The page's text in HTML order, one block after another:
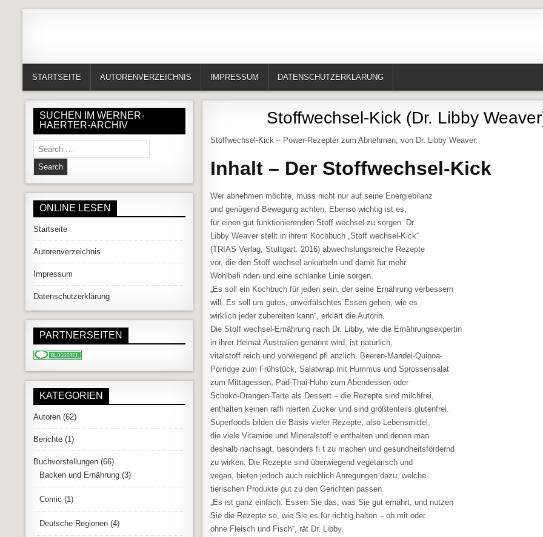
STARTSEITE AUTORENVERZEICHNIS IMPRESSUM DATENSCHUTZERKLÄRUNG
Stoffwechsel-Kick (Dr. Libby
Stoffwechsel-Kick – Power-Rezepter zum Abnehmen, von Dr. Libby Weaver.
Inhalt – Der Stoffwechsel-Kick
Wer abnehmen möchte, muss nicht nur auf seine Energiebilanz
und genügend Bewegung achten. Ebenso wichtig ist es,
für einen gut funktionierenden Stoff wechsel zu sorgen. Dr.
Libby Weaver stellt in ihrem Kochbuch „Stoff wechsel-Kick“
(TRIAS Verlag, Stuttgart. 2016) abwechslungsreiche Rezepte
vor, die den Stoff wechsel ankurbeln und damit für mehr
Wohlbefi nden und eine schlanke Linie sorgen.
„Es soll ein Kochbuch für jeden sein, der seine Ernährung verbessern
will. Es soll um gutes, unverfälschtes Essen gehen, wie es
wirklich jeder zubereiten kann“, erklärt die Autorin.
Die Stoff wechsel-Ernährung nach Dr. Libby, wie die Ernährungsexpertin
in ihrer Heimat Australien genannt wird, ist natürlich,
vitalstoff reich und vorwiegend pfl anzlich. Beeren-Mandel-Quinoa-
Porridge zum Frühstück, Salatwrap mit Hummus und Sprossensalat
zum Mittagessen, Pad-Thai-Huhn zum Abendessen oder
Schoko-Orangen-Tarte als Dessert – die Rezepte sind milchfrei,
enthalten keinen raffi nierten Zucker und sind größtenteils glutenfrei.
Superfoods bilden die Basis vieler Rezepte, also Lebensmittel,
die viele Vitamine und Mineralstoff e enthalten und denen man
deshalb nachsagt, besonders fi t zu machen und gesundheitsfördernd
zu wirken. Die Rezepte sind überwiegend vegetarisch und
vegan, bieten jedoch auch reichlich Anregungen dazu, welche
tierischen Produkte gut zu den Gerichten passen.
„Es ist ganz einfach: Essen Sie das, was Sie gut ernährt, und nutzen
Sie die Rezepte so, wie Sie es für richtig halten – ob mit oder
ohne Fleisch und Fisch“, rät Dr. Libby.
SUCHEN IM WERNER-
HAERTER-ARCHIV
Search for:
ONLINE LESEN
Startseite
Autorenverzeichnis
Impressum
Datenschutzerklärung
PARTNERSEITEN
KATEGORIEN
Autoren (62)
Berichte (1)
Buchvorstellungen (66)
Backen und Ernährung (3)
Comic (1)
Deutsche Regionen (4)